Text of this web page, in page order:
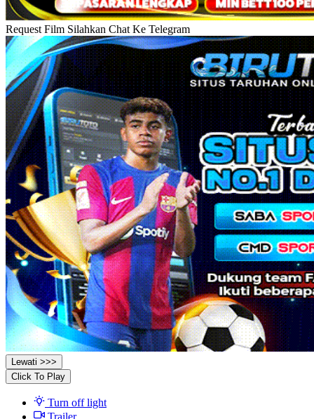
Request Film Silahkan Chat Ke Telegram
Lewati >>>
Click To Play
Turn off light
Trailer